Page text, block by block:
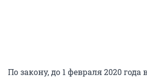
По закону, до 1 февраля 2020 года